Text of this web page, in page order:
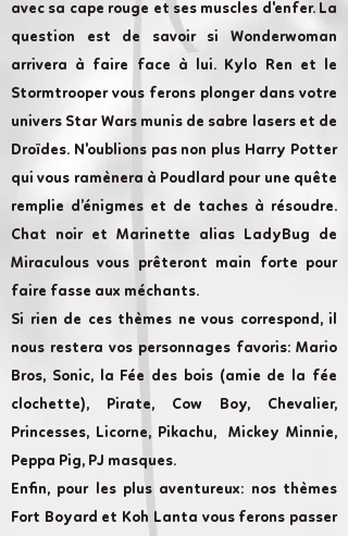
avec sa cape rouge et ses muscles d'enfer. La
question est de savoir si Wonderwoman
arrivera à faire face à lui. Kylo Ren et le
Stormtrooper vous ferons plonger dans votre
univers Star Wars munis de sabre lasers et de
Droïdes. N'oublions pas non plus Harry Potter
qui vous ramènera à Poudlard pour une quête
remplie d’énigmes et de taches à résoudre.
Chat noir et Marinette alias LadyBug de
Miraculous vous prêteront main forte pour
faire fasse aux méchants.
Si rien de ces thèmes ne vous correspond, il
nous restera vos personnages favoris: Mario
Bros, Sonic, la Fée des bois (amie de la fée
clochette), Pirate, Cow Boy, Chevalier,
Princesses, Licorne, Pikachu, Mickey Minnie,
Peppa Pig, PJ masques.
Enfin, pour les plus aventureux: nos thèmes
Fort Boyard et Koh Lanta vous ferons passer